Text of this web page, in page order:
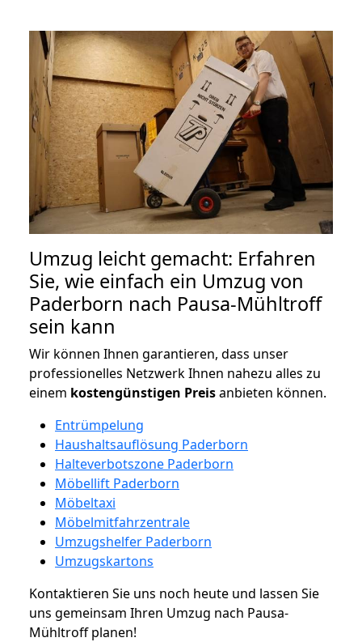
Umzug leicht gemacht: Erfahren
Sie, wie einfach ein Umzug von
Paderborn nach Pausa-Mühltroff
sein kann
Wir können Ihnen garantieren, dass unser
professionelles Netzwerk Ihnen nahezu alles zu
einem kostengünstigen Preisanbieten können.
Entrümpelung
Haushaltsauflösung Paderborn
Halteverbotszone Paderborn
Möbellift Paderborn
Möbeltaxi
Möbelmitfahrzentrale
Umzugshelfer Paderborn
Umzugskartons
Kontaktieren Sie uns noch heute und lassen Sie
uns gemeinsam Ihren Umzug nach Pausa-
Mühltroff planen!